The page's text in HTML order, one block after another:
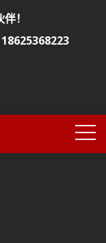
！
18625368223